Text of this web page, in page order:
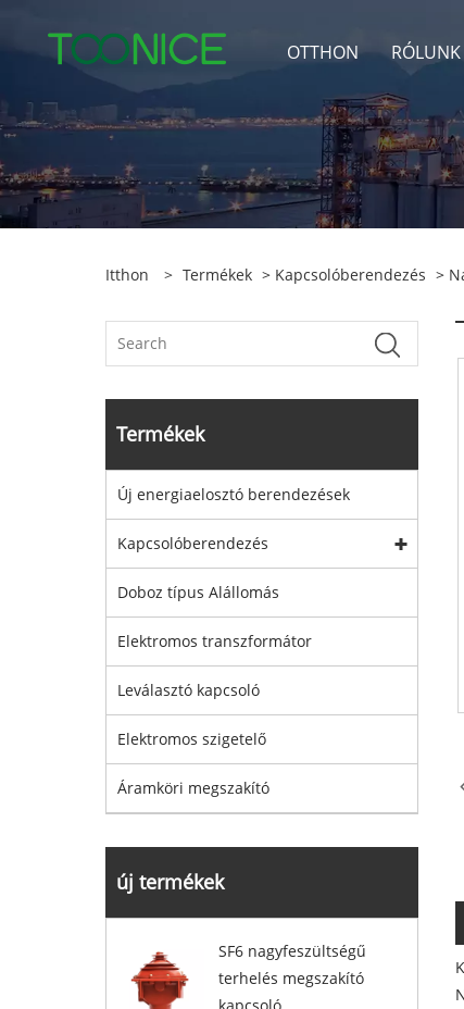
OTTHON RÓLUNK
Itthon > Termékek > Kapcsolóberendezés >
Termékek
Új energiaelosztó berendezések
Kapcsolóberendezés
Doboz típus Alállomás
Elektromos transzformátor
Leválasztó kapcsoló
Elektromos szigetelő
Áramköri megszakító
új termékek
SF6 nagyfeszültségű
terhelés megszakító